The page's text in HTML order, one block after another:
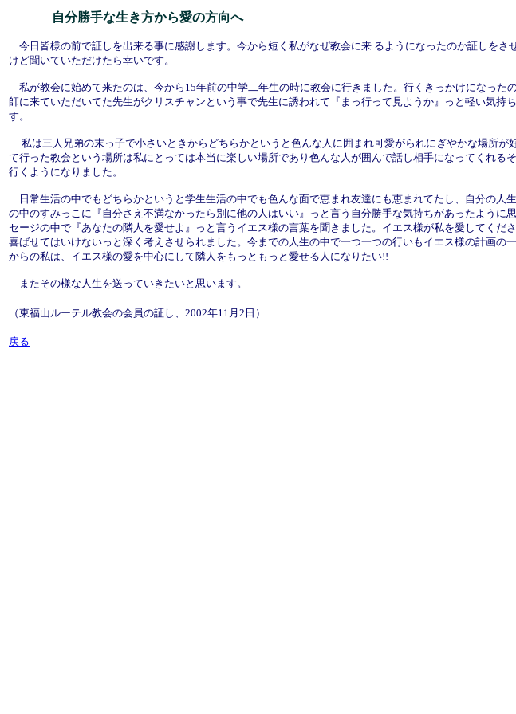
自分勝手な生き方から愛の方向へ
今日皆様の前で証しを出来る事に感謝します。今から短く私がなぜ教会に来 るようになったのか証しをさ
けど聞いていただけたら幸いです。
私が教会に始めて来たのは、今から15年前の中学二年生の時に教会に行きました。行くきっかけになった
師に来ていただいてた先生がクリスチャンという事で先生に誘われて『まっ行って見ようか』っと軽い気持
す。
私は三人兄弟の末っ子で小さいときからどちらかというと色んな人に囲まれ可愛がられにぎやかな場所が
て行った教会という場所は私にとっては本当に楽しい場所であり色んな人が囲んで話し相手になってくれる
行くようになりました。
日常生活の中でもどちらかというと学生生活の中でも色んな面で恵まれ友達にも恵まれてたし、自分の人
の中のすみっこに『自分さえ不満なかったら別に他の人はいい』っと言う自分勝手な気持ちがあったように
セージの中で『あなたの隣人を愛せよ』っと言うイエス様の言葉を聞きました。イエス様が私を愛してくだ
喜ばせてはいけないっと深く考えさせられました。今までの人生の中で一つ一つの行いもイエス様の計画
からの私は、イエス様の愛を中心にして隣人をもっともっと愛せる人になりたい!!
またその様な人生を送っていきたいと思います。
（東福山ルーテル教会の会員の証し、2002年11月2日）
戻る